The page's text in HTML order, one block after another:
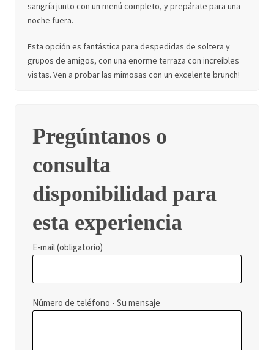
sangría junto con un menú completo, y prepárate para una
noche fuera.
Esta opción es fantástica para despedidas de soltera y
grupos de amigos, con una enorme terraza con increíbles
vistas. Ven a probar las mimosas con un excelente brunch!
Pregúntanos o
consulta
disponibilidad para
esta experiencia
E-mail (obligatorio)
Número de teléfono - Su mensaje